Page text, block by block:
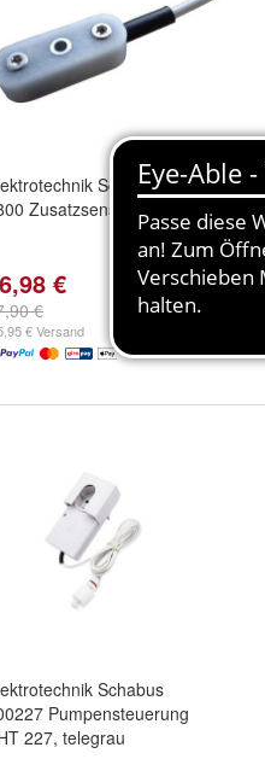
Schabus SHT
Zusatzsensor
€
€
€ Versand
Schabus
Pumpensteuerung
227, telegrau